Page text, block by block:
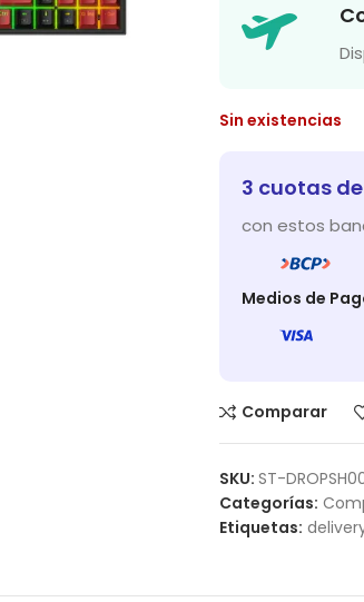
Sin existencias
3 cuotas
con estos
Medios de
Comparar
SKU: ST-
Categorías:
Etiquetas: